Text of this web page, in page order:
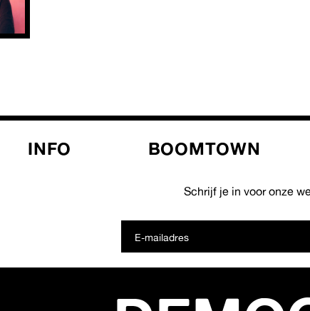
INFO BOOMTOWN
Schrijf je in voor onze